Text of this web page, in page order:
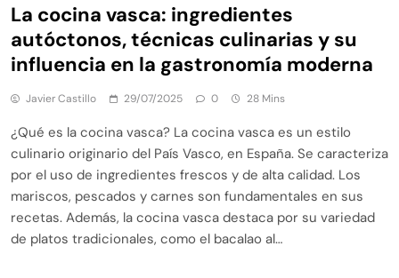
La cocina vasca: ingredientes
autóctonos, técnicas culinarias y su
influencia en la gastronomía moderna
Javier Castillo 29/07/2025 0 28 Mins
¿Qué es la cocina vasca? La cocina vasca es un estilo
culinario originario del País Vasco, en España. Se caracteriza
por el uso de ingredientes frescos y de alta calidad. Los
mariscos, pescados y carnes son fundamentales en sus
recetas. Además, la cocina vasca destaca por su variedad
de platos tradicionales, como el bacalao al…